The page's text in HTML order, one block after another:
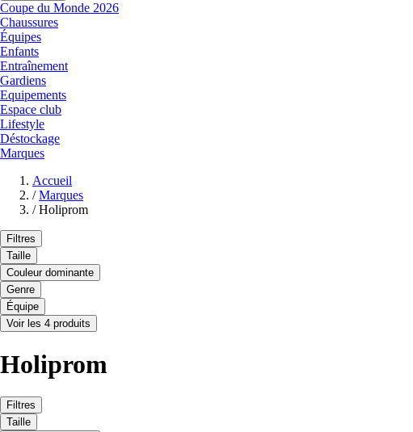
Coupe du Monde 2026
Chaussures
Équipes
Enfants
Entraînement
Gardiens
Equipements
Espace club
Lifestyle
Déstockage
Marques
Accueil
/ Marques
/ Holiprom
Filtres
Taille
Couleur dominante
Genre
Équipe
Voir les 4 produits
Holiprom
Filtres
Taille